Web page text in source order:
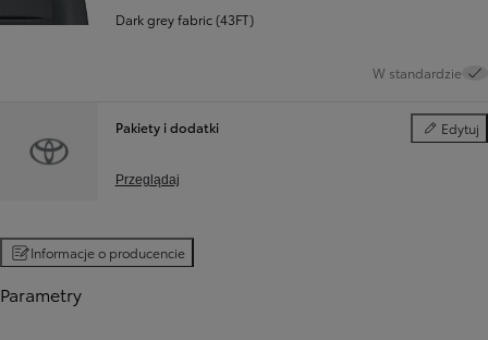
Dark grey fabric (43FT)
W standardzie
Pakiety i dodatki Edytuj
Pakiety i
Przeglądaj
Informacje o producencie
Parametry